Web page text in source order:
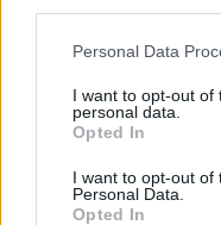
Personal Data
I want to opt-out of
personal data.
Opted In
I want to opt-out of
Personal Data.
Opted In
Alpha Bank: Για πρώτη
πύλες του σε όλους